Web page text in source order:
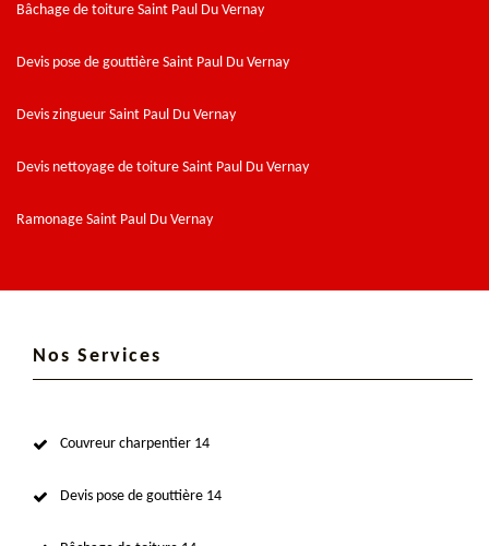
Bâchage de toiture Saint Paul Du Vernay
Devis pose de gouttière Saint Paul Du Vernay
Devis zingueur Saint Paul Du Vernay
Devis nettoyage de toiture Saint Paul Du Vernay
Ramonage Saint Paul Du Vernay
Nos Services
Couvreur charpentier 14
Devis pose de gouttière 14